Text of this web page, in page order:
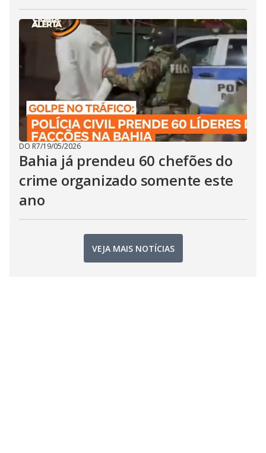
DO R7/19/05/2026
Bahia já prendeu 60 chefões do
crime organizado somente este
ano
VEJA MAIS NOTÍCIAS